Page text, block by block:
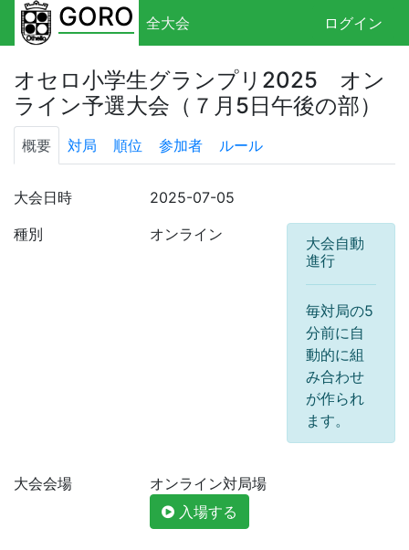
GORO 全大会 ログイン
オセロ小学生グランプリ2025 オン
ライン予選大会（７月5日午後の部）
概要 対局 順位 参加者 ルール
大会日時
2025-07-05
種別
オンライン
大会自動
進行
毎対局の5
分前に自
動的に組
み合わせ
が作られ
ます。
大会会場
オンライン対局場
入場する